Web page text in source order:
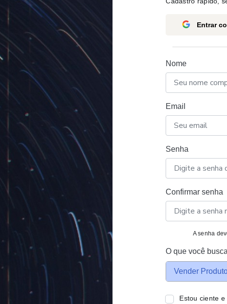
Entrar
Nome
Email
Senha
Confirmar senha
A senha
O que você
Vender
Estou ciente